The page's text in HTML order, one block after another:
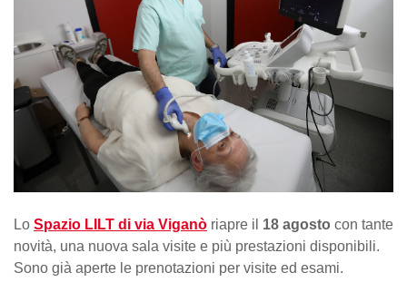
Lo Spazio LILT di via Viganò riapre il 18 agosto con tante
novità, una nuova sala visite e più prestazioni disponibili.
Sono già aperte le prenotazioni per visite ed esami.